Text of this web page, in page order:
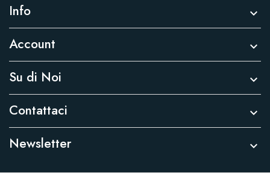
Info 
Account 
Su di Noi 
Contattaci 
Newsletter 